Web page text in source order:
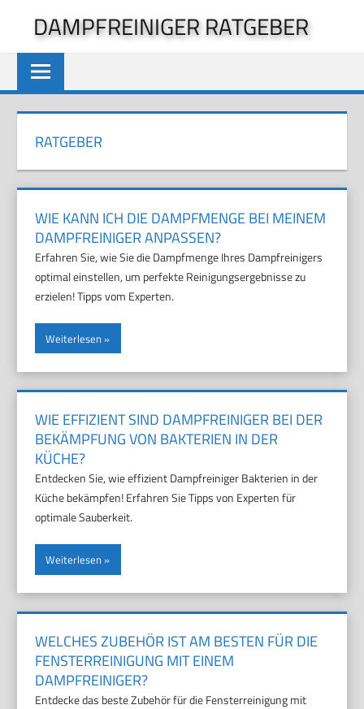
springen
DAMPFREINIGER RATGEBER
RATGEBER
WIE KANN ICH DIE DAMPFMENGE BEI MEINEM
DAMPFREINIGER ANPASSEN?
Erfahren Sie, wie Sie die Dampfmenge Ihres Dampfreinigers
optimal einstellen, um perfekte Reinigungsergebnisse zu
erzielen! Tipps vom Experten.
Weiterlesen
WIE EFFIZIENT SIND DAMPFREINIGER BEI DER
BEKÄMPFUNG VON BAKTERIEN IN DER
KÜCHE?
Entdecken Sie, wie effizient Dampfreiniger Bakterien in der
Küche bekämpfen! Erfahren Sie Tipps von Experten für
optimale Sauberkeit.
Weiterlesen
WELCHES ZUBEHÖR IST AM BESTEN FÜR DIE
FENSTERREINIGUNG MIT EINEM
DAMPFREINIGER?
Entdecke das beste Zubehör für die Fensterreinigung mit